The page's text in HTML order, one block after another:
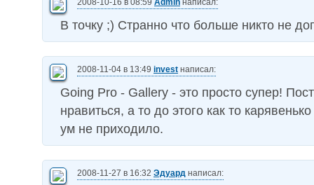
2008-10-16 в 08:59 Admin написал:
В точку ;) Странно что больше никто не
2008-11-04 в 13:49 invest написал:
Going Pro - Gallery - это просто супер!
нравиться, а то до этого как то
ум не приходило.
2008-11-27 в 16:32 Эдуард написал: